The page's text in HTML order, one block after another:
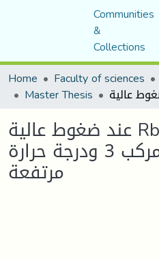
Communities
&
Collections
Home
Faculty of sciences
Master Thesis
عند ضغوط عالیة RbNbO الخصائص
الفیزیائیة لمركب 3 ودرجة حرارة
مرتفعة